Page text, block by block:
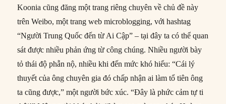
Koonia cũng đăng một trang riêng chuyên về chủ đề này
trên Weibo, một trang web microblogging, với hashtag
“Người Trung Quốc đến từ Ai Cập” – tại đây ta có thể quan
sát được nhiều phản ứng từ công chúng. Nhiều người bày
tỏ thái độ phẫn nộ, nhiều khi đến mức khó hiểu: “Cái lý
thuyết của ông chuyên gia đó chấp nhận ai làm tổ tiên ông
ta cũng được,” một người bức xúc. “Đây là phức cảm tự ti